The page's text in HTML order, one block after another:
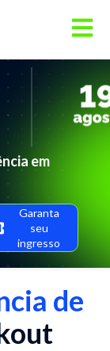
Open
em
Garanta
seu
ingresso
de